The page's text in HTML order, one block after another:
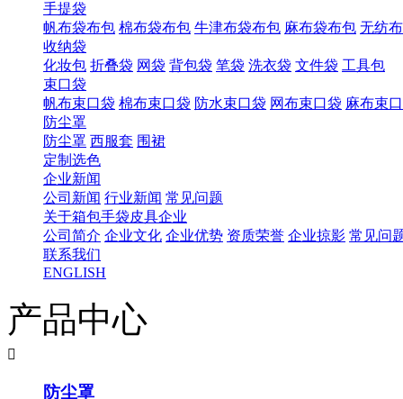
手提袋
帆布袋布包 棉布袋布包 牛津布袋布包 麻布袋布包 无纺
收纳袋
化妆包 折叠袋 网袋 背包袋 笔袋 洗衣袋 文件袋 工具包
束口袋
帆布束口袋 棉布束口袋 防水束口袋 网布束口袋 麻布束
防尘罩
防尘罩 西服套 围裙
定制选色
企业新闻
公司新闻 行业新闻 常见问题
关于箱包手袋皮具企业
公司简介 企业文化 企业优势 资质荣誉 企业掠影 常见问
联系我们
ENGLISH
产品中心

防尘罩